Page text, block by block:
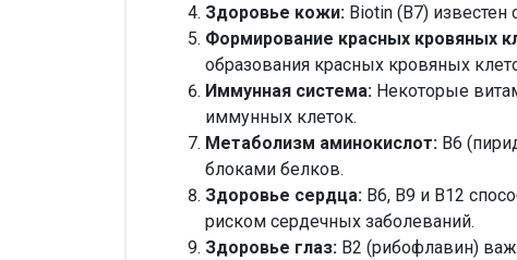
Здоровье кожи: Biotin (B7)
Формирование красных кровяных
образования красных кровяных
Иммунная система: Некоторые
иммунных клеток.
Метаболизм аминокислот: B6
блоками белков.
Здоровье сердца: B6, B9 и B12
риском сердечных заболеваний.
Здоровье глаз: B2 (рибофлавин)